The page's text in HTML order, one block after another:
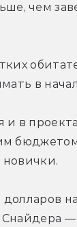
чем
в
в